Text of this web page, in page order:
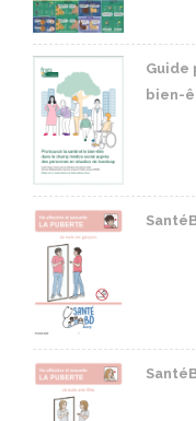
Guide
bien-